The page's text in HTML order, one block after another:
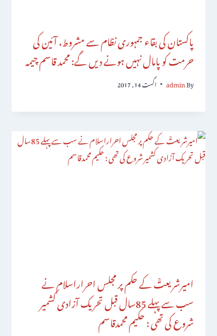
پاکستان کی بقاء جمہوری نظام سے مشروط، آئین کی
حرمت کو پامال نہیں ہونے دیں گے: محمد قاسم چیمہ
By
admin اگست 14, 2017
امیرشریعتؒ کے حکم پر مجلس احراراسلام نے
سب سے پہلے 85سال قبل تحریک آزادی کشمیر
شروع کی تھی : حکیم محمدقاسم